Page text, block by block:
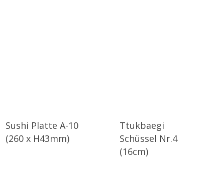
Sushi Platte A-10
(260 x H43mm)
Ttukbaegi
Schüssel Nr.4
(16cm)